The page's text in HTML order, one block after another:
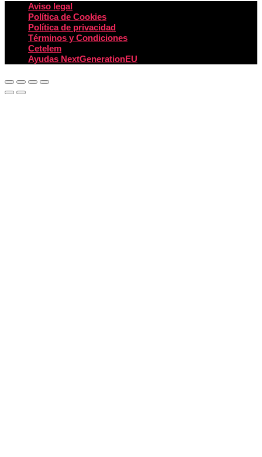
Aviso legal
Política de Cookies
Política de privacidad
Términos y Condiciones
Cetelem
Ayudas NextGenerationEU